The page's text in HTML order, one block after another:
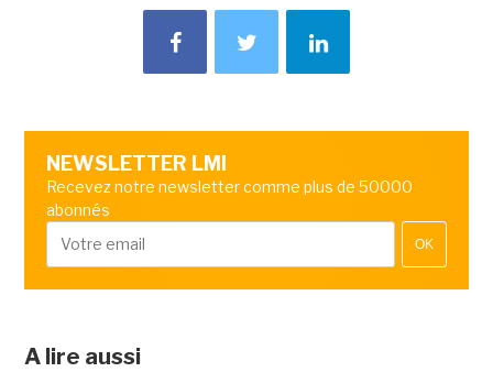
NEWSLETTER LMI
Recevez notre newsletter comme plus de 50000
abonnés
OK
A lire aussi